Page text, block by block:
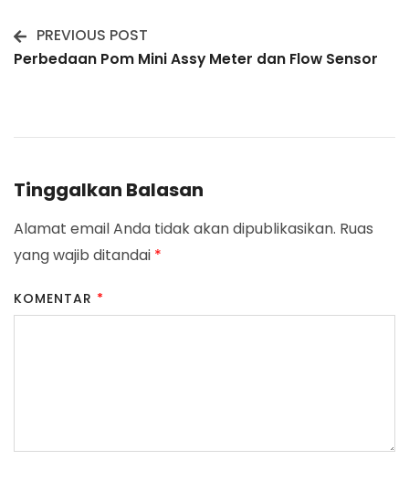
Post
PREVIOUS POST
Perbedaan Pom Mini Assy Meter dan Flow Sensor
Tinggalkan Balasan
Alamat email Anda tidak akan dipublikasikan. Ruas
yang wajib ditandai *
KOMENTAR *